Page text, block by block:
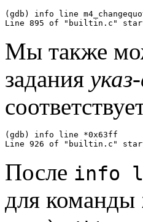
(gdb) info line
Мы также
задания
(gdb) info line *0x63ff
После info
для команды